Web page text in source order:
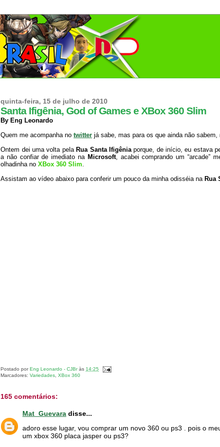
quinta-feira, 15 de julho de 2010
Santa Ifigênia, God of Games e XBox 360 Slim
By Eng Leonardo
Quem me acompanha notwitter já sabe, mas para os que ainda não
Ontem dei uma volta pela Rua Santa Ifigêniaporque, de início, eu estava
a não confiar de imediato na Microsoft, acabei comprando um “arcade”
olhadinha noXBox 360 Slim.
Assistam ao vídeo abaixo para conferir um pouco da minha odisséia na Rua
Postado porEng Leonardo - CJBràs14:25
Marcadores:Variedades ,XBox 360
165 comentários:
Mat_Guevara disse...
adoro esse lugar, vou comprar um novo 360 ou ps3 . pois o
um xbox 360 placa jasper ou ps3?